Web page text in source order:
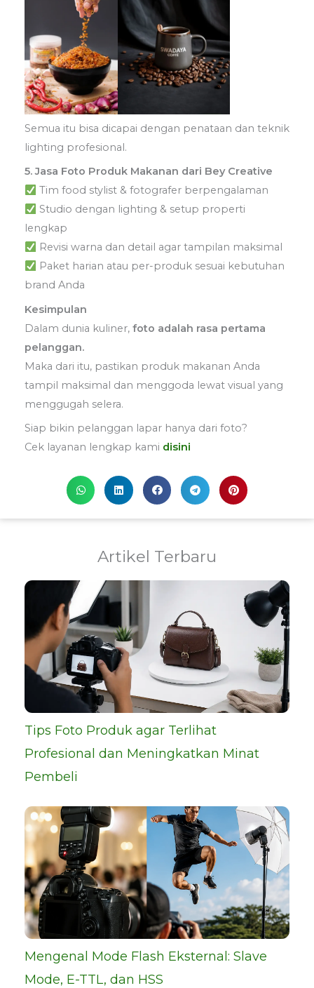
Semua itu bisa dicapai dengan penataan dan teknik
lighting profesional.
5. Jasa Foto Produk Makanan dari Bey Creative
Tim food stylist & fotografer berpengalaman
Studio dengan lighting & setup properti
lengkap
Revisi warna dan detail agar tampilan maksimal
Paket harian atau per-produk sesuai kebutuhan
brand Anda
Kesimpulan
Dalam dunia kuliner, foto adalah rasa pertama
pelanggan.
Maka dari itu, pastikan produk makanan Anda
tampil maksimal dan menggoda lewat visual yang
menggugah selera.
Siap bikin pelanggan lapar hanya dari foto?
Cek layanan lengkap kami disini
Artikel Terbaru
Tips Foto Produk agar Terlihat
Profesional dan Meningkatkan Minat
Pembeli
Mengenal Mode Flash Eksternal: Slave
Mode, E-TTL, dan HSS